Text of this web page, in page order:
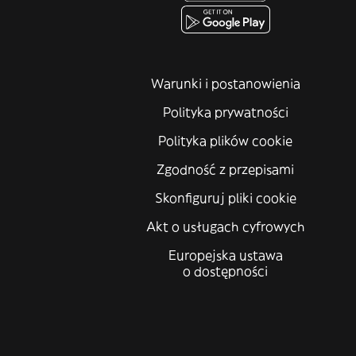
Warunki i postanowienia
Polityka prywatności
Polityka plików cookie
Zgodność z przepisami
Skonfiguruj pliki cookie
Akt o usługach cyfrowych
Europejska ustawa
o dostępności